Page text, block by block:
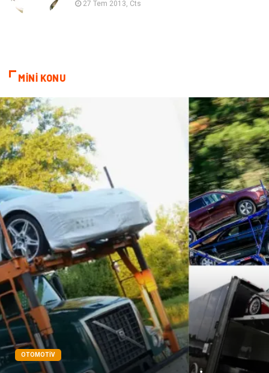
Bakım
Sağlık Haberleri
Spor Malzemeleri Hediyelik Eşya
Kültür Acil ve İlkyardım
27 Tem 2013, Cts
MİNİ KONU
OTOMOTIV